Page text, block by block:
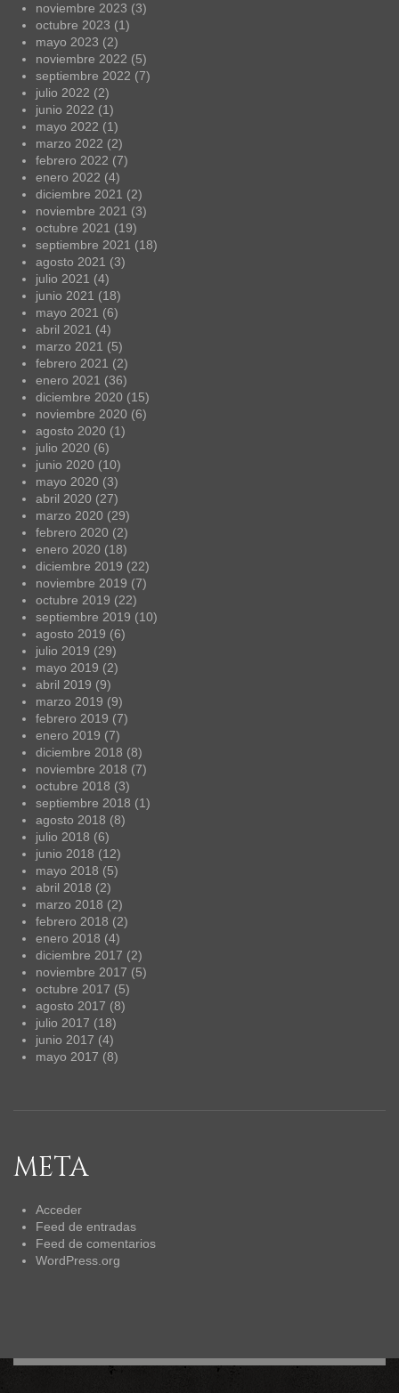
noviembre 2023 (3)
octubre 2023 (1)
mayo 2023 (2)
noviembre 2022 (5)
septiembre 2022 (7)
julio 2022 (2)
junio 2022 (1)
mayo 2022 (1)
marzo 2022 (2)
febrero 2022 (7)
enero 2022 (4)
diciembre 2021 (2)
noviembre 2021 (3)
octubre 2021 (19)
septiembre 2021 (18)
agosto 2021 (3)
julio 2021 (4)
junio 2021 (18)
mayo 2021 (6)
abril 2021 (4)
marzo 2021 (5)
febrero 2021 (2)
enero 2021 (36)
diciembre 2020 (15)
noviembre 2020 (6)
agosto 2020 (1)
julio 2020 (6)
junio 2020 (10)
mayo 2020 (3)
abril 2020 (27)
marzo 2020 (29)
febrero 2020 (2)
enero 2020 (18)
diciembre 2019 (22)
noviembre 2019 (7)
octubre 2019 (22)
septiembre 2019 (10)
agosto 2019 (6)
julio 2019 (29)
mayo 2019 (2)
abril 2019 (9)
marzo 2019 (9)
febrero 2019 (7)
enero 2019 (7)
diciembre 2018 (8)
noviembre 2018 (7)
octubre 2018 (3)
septiembre 2018 (1)
agosto 2018 (8)
julio 2018 (6)
junio 2018 (12)
mayo 2018 (5)
abril 2018 (2)
marzo 2018 (2)
febrero 2018 (2)
enero 2018 (4)
diciembre 2017 (2)
noviembre 2017 (5)
octubre 2017 (5)
agosto 2017 (8)
julio 2017 (18)
junio 2017 (4)
mayo 2017 (8)
META
Acceder
Feed de entradas
Feed de comentarios
WordPress.org